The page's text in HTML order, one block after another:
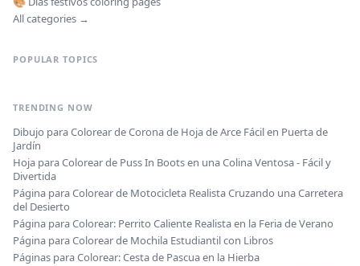
All categories →
POPULAR TOPICS
TRENDING NOW
Dibujo para Colorear de Corona de Hoja de Arce Fácil en Puerta de
Jardín
Hoja para Colorear de Puss In Boots en una Colina Ventosa - Fácil y
Divertida
Página para Colorear de Motocicleta Realista Cruzando una Carretera
del Desierto
Página para Colorear: Perrito Caliente Realista en la Feria de Verano
Página para Colorear de Mochila Estudiantil con Libros
Páginas para Colorear: Cesta de Pascua en la Hierba